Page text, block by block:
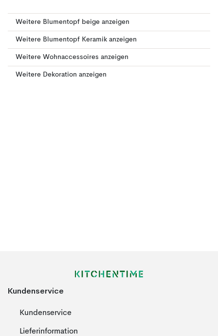
Weitere Blumentopf beige anzeigen
Weitere Blumentopf Keramik anzeigen
Weitere Wohnaccessoires anzeigen
Weitere Dekoration anzeigen
Kundenservice
Kundenservice
Lieferinformation